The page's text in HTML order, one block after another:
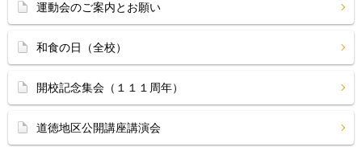
運動会のご案内とお願い
和食の日（全校）
開校記念集会（１１１周年）
道徳地区公開講座講演会